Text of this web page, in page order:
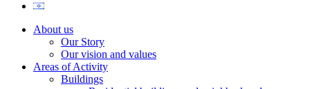
About us
Our Story
Our vision and values
Areas of Activity
Buildings